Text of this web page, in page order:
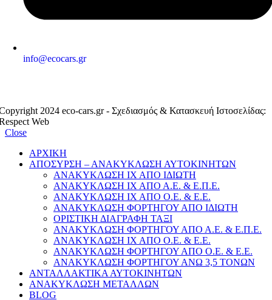
info@ecocars.gr
2024 eco-cars.gr - Σχεδιασμός & Κατασκευή Ιστοσελίδας:
Web
Close
ΑΡΧΙΚΗ
ΑΠΟΣΥΡΣΗ – ΑΝΑΚΥΚΛΩΣΗ ΑΥΤΟΚΙΝΗΤΩΝ
ΑΝΑΚΥΚΛΩΣΗ ΙΧ ΑΠΟ ΙΔΙΩΤΗ
ΑΝΑΚΥΚΛΩΣΗ ΙΧ ΑΠΟ Α.Ε. & Ε.Π.Ε.
ΑΝΑΚΥΚΛΩΣΗ ΙΧ ΑΠΟ Ο.Ε. & Ε.Ε.
ΑΝΑΚΥΚΛΩΣΗ ΦΟΡΤΗΓΟΥ ΑΠΟ ΙΔΙΩΤΗ
ΟΡΙΣΤΙΚΗ ΔΙΑΓΡΑΦΗ ΤΑΞΙ
ΑΝΑΚΥΚΛΩΣΗ ΦΟΡΤΗΓΟΥ ΑΠΟ Α.Ε. & Ε.Π.Ε.
ΑΝΑΚΥΚΛΩΣΗ ΙΧ ΑΠΟ Ο.Ε. & Ε.Ε.
ΑΝΑΚΥΚΛΩΣΗ ΦΟΡΤΗΓΟΥ ΑΠΟ Ο.Ε. & Ε.Ε.
ΑΝΑΚΥΚΛΩΣΗ ΦΟΡΤΗΓΟΥ ΑΝΩ 3,5 ΤΟΝΩΝ
ΑΝΤΑΛΛΑΚΤΙΚΑ ΑΥΤΟΚΙΝΗΤΩΝ
ΑΝΑΚΥΚΛΩΣΗ ΜΕΤΑΛΛΩΝ
BLOG